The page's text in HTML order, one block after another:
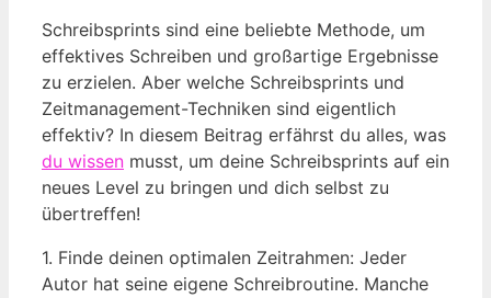
Schreibsprints sind eine⁤ beliebte Methode, um‍
effektives Schreiben und großartige Ergebnisse
zu erzielen. Aber welche Schreibsprints und
Zeitmanagement-Techniken sind eigentlich​
effektiv? In‌ diesem Beitrag erfährst du alles, was
du wissen musst, um deine Schreibsprints‍ auf ein
neues Level zu bringen ​und dich selbst zu
übertreffen!
1. Finde deinen optimalen Zeitrahmen: Jeder
Autor hat seine eigene Schreibroutine. Manche